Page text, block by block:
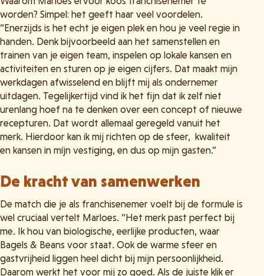
worden? Simpel: het geeft haar veel voordelen.
“Enerzijds is het echt je eigen plek en hou je veel regie in
handen. Denk bijvoorbeeld aan het samenstellen en
trainen van je eigen team, inspelen op lokale kansen en
activiteiten en sturen op je eigen cijfers. Dat maakt mijn
werkdagen afwisselend en blijft mij als ondernemer
uitdagen. Tegelijkertijd vind ik het fijn dat ik zelf niet
urenlang hoef na te denken over een concept of nieuwe
recepturen. Dat wordt allemaal geregeld vanuit het
merk. Hierdoor kan ik mij richten op de sfeer, kwaliteit
en kansen in míjn vestiging, en dus op mijn gasten.”
De kracht van samenwerken
De match die je als franchisenemer voelt bij de formule is
wel cruciaal vertelt Marloes. “Het merk past perfect bij
me. Ik hou van biologische, eerlijke producten, waar
Bagels & Beans voor staat. Ook de warme sfeer en
gastvrijheid liggen heel dicht bij mijn persoonlijkheid.
Daarom werkt het voor mij zo goed. Als de juiste klik er